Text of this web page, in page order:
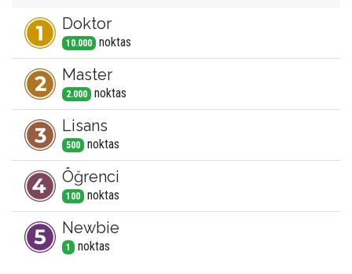
Doktor
10.000 noktas
Master
2.000 noktas
Lisans
500 noktas
Öğrenci
100 noktas
Newbie
1 noktas